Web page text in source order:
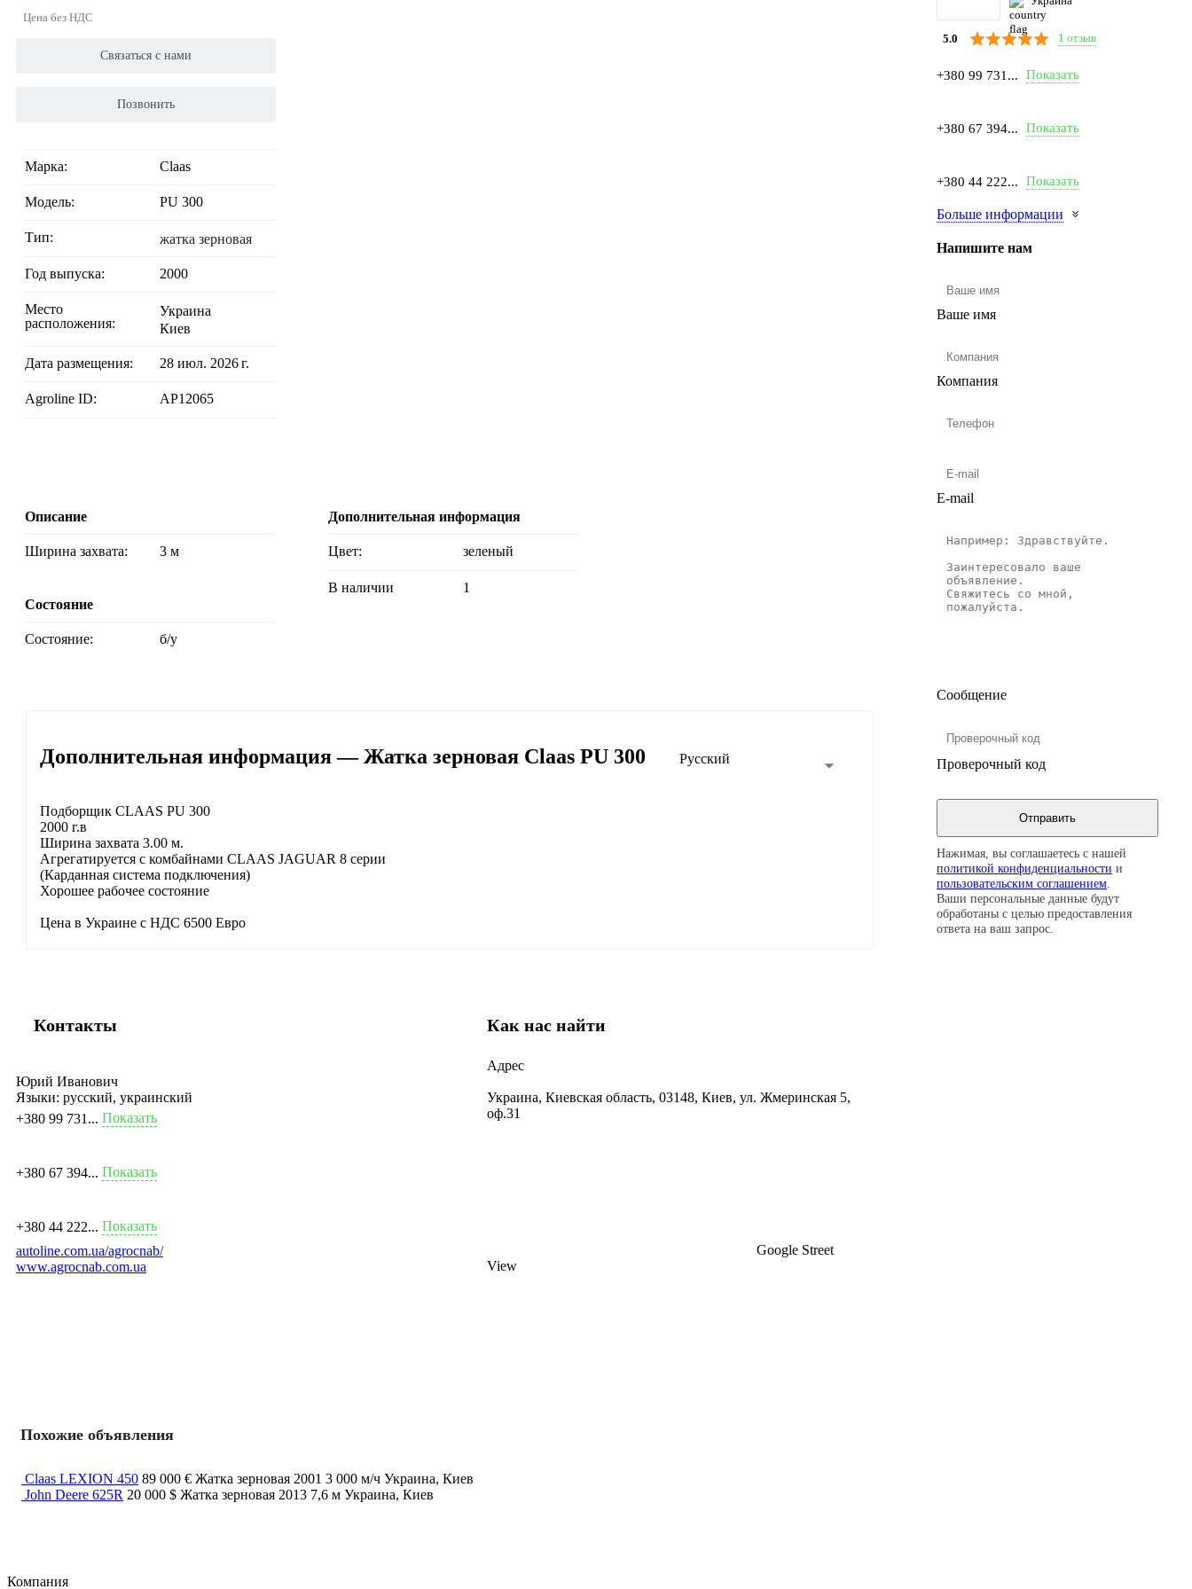
Цена без НДС
Связаться с нами
Позвонить
Марка: Claas
Модель: PU 300
Тип: жатка зерновая
Год выпуска: 2000
Место
расположения:
Украина
Киев
Дата размещения: 28 июл. 2026 г.
Agroline ID: AP12065
Описание
Ширина захвата: 3 м
Состояние
Состояние: б/у
Дополнительная информация
Цвет: зеленый
В наличии 1
Дополнительная информация — Жатка зерновая Claas PU 300 Русский
Подборщик CLAAS PU 300
2000 г.в
Ширина захвата 3.00 м.
Агрегатируется с комбайнами CLAAS JAGUAR 8 серии
(Карданная система подключения)
Хорошее рабочее состояние
Цена в Украине с НДС 6500 Евро
5.0 1 отзыв
+380 99 731... Показать
+380 67 394... Показать
+380 44 222... Показать
Больше информации
Напишите нам
Ваше имя
Компания
E-mail
Сообщение
Проверочный код
Нажимая, вы соглашаетесь с нашей
политикой конфиденциальности и
пользовательским соглашением
Ваши персональные данные будут
обработаны с целью предоставления
ответа на ваш запрос.
Контакты
Юрий Иванович
Языки: русский, украинский
+380 99 731... Показать
+380 67 394... Показать
+380 44 222... Показать
autoline.com.ua/agrocnab/
www.agrocnab.com.ua
Как нас найти
Адрес
Украина, Киевская область, 03148, Киев, ул. Жмеринская 5,
оф.31
Google Street
View
Похожие объявления
Claas LEXION 450 89 000 € Жатка зерновая 2001 3 000 м/ч Украина, Киев
John Deere 625R 20 000 $ Жатка зерновая 2013 7,6 м Украина, Киев
Компания